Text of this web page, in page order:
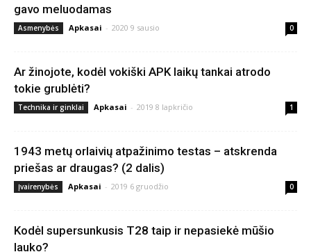
gavo meluodamas
Asmenybės Apkasai - 2020 9 sausio 0
Ar žinojote, kodėl vokiški APK laikų tankai atrodo
tokie grublėti?
Technika ir ginklai Apkasai - 2019 8 lapkričio 1
1943 metų orlaivių atpažinimo testas – atskrenda
priešas ar draugas? (2 dalis)
Įvairenybės Apkasai - 2019 6 gruodžio 0
Kodėl supersunkusis T28 taip ir nepasiekė mūšio
lauko?